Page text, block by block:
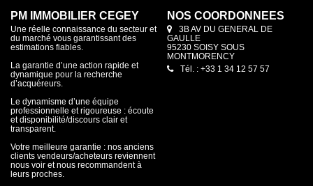
PM IMMOBILIER CEGEY
Une réelle connaissance du secteur et
du marché vous garantissant des
estimations fiables.
La garantie d’une action rapide et
dynamique pour la recherche
d’acquéreurs.
Le dynamisme d’une équipe
professionnelle et rigoureuse : écoute
et disponibilité/discours clair et
transparent.
Votre meilleure garantie : nos anciens
clients vendeurs/acheteurs reviennent
nous voir et nous recommandent à
leurs proches.
NOS COORDONNÉES
3B AV DU GENERAL DE
GAULLE
95230 SOISY SOUS
MONTMORENCY
Tél. : +33 1 34 12 57 57